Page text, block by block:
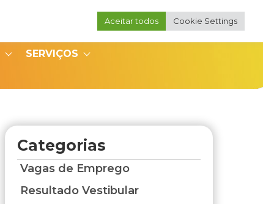
Portal do Coordenador
SERVIÇOS
Categorias
Vagas de Emprego
Resultado Vestibular
Aceitar todos Cookie Settings